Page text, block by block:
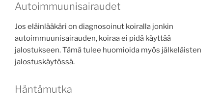
Autoimmuunisairaudet
Jos eläinlääkäri on diagnosoinut koiralla jonkin
autoimmuunisairauden, koiraa ei pidä käyttää
jalostukseen. Tämä tulee huomioida myös jälkeläisten
jalostuskäytössä.
Häntämutka